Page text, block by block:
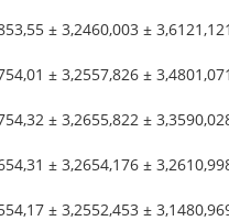
53,55 ± 3,2460,003 ± 3,612
54,01 ± 3,2557,826 ± 3,480
54,32 ± 3,2655,822 ± 3,359
54,31 ± 3,2654,176 ± 3,261
54,17 ± 3,2552,453 ± 3,148